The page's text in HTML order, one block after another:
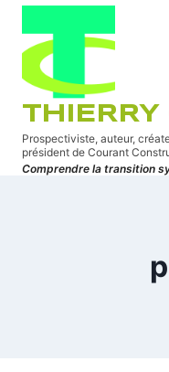
Aller
contenu
THIERRY
Prospectiviste, auteur,
président de Courant
Comprendre la transition